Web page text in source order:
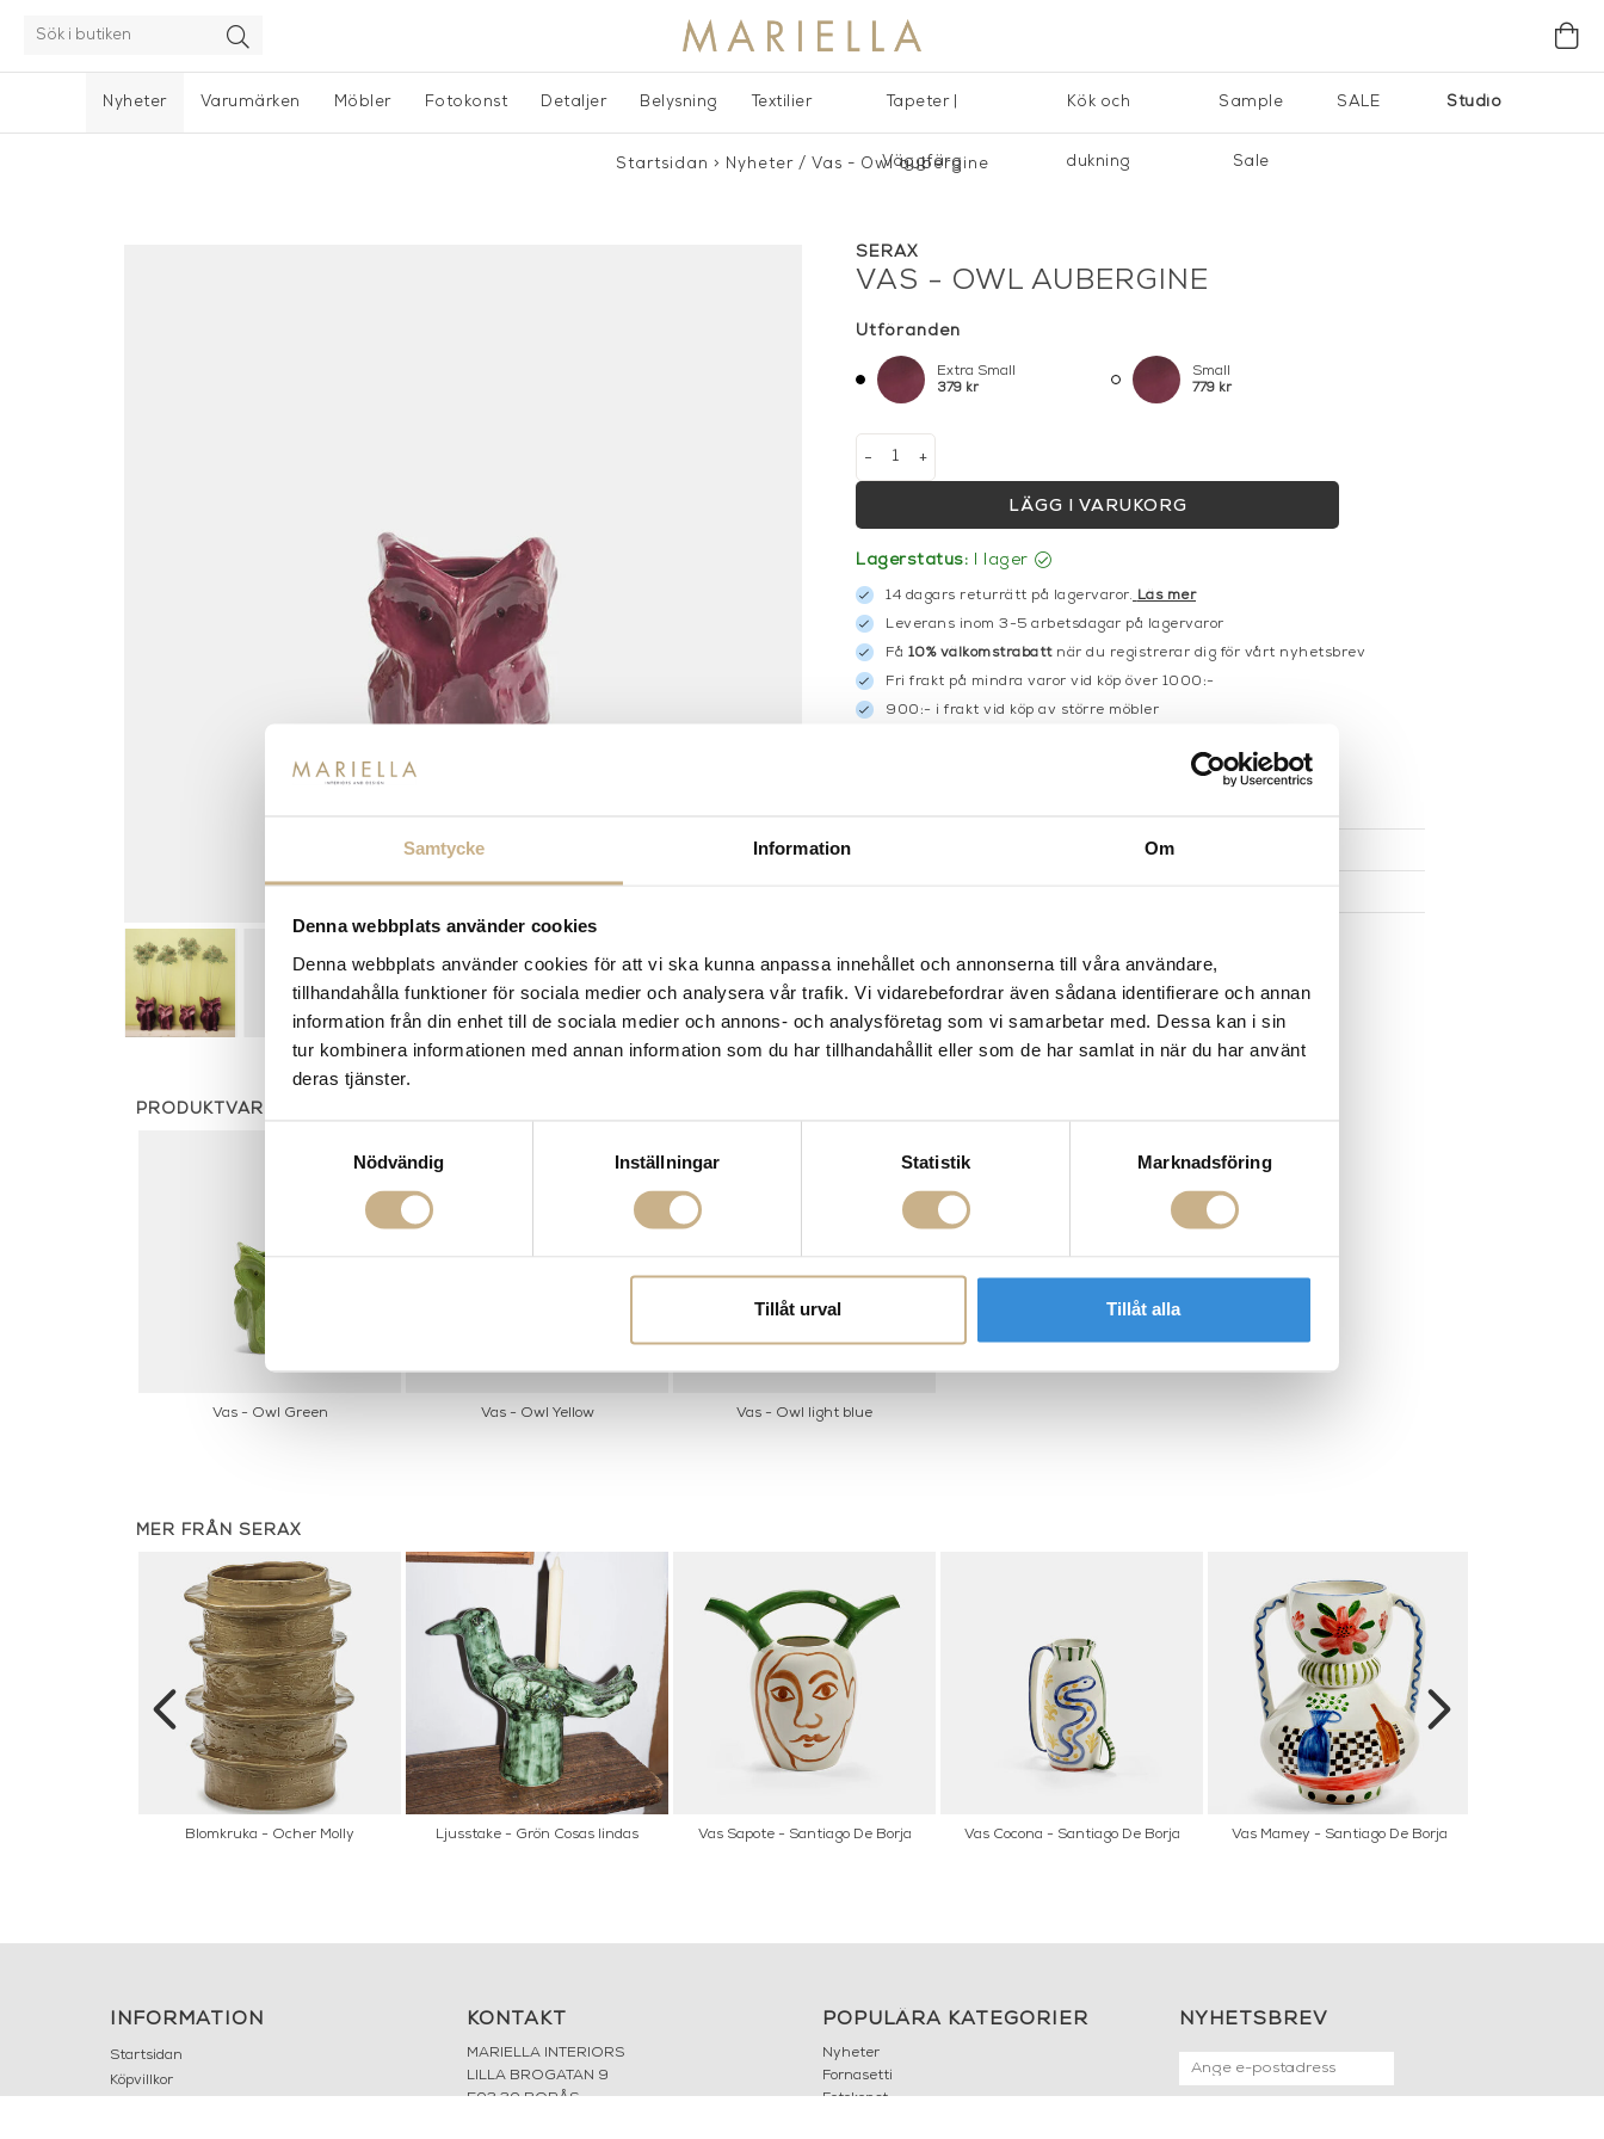
Samtycke Information Om
Denna webbplats använder cookies
Denna webbplats använder cookies för att vi ska kunna anpassa innehållet och annonserna till våra användare,
tillhandahålla funktioner för sociala medier och analysera vår trafik. Vi vidarebefordrar även sådana identifierare och annan
information från din enhet till de sociala medier och annons- och analysföretag som vi samarbetar med. Dessa kan i sin
tur kombinera informationen med annan information som du har tillhandahållit eller som de har samlat in när du har använt
deras tjänster.
Nödvändig
Inställningar Statistik Marknadsföring
Tillåt urval Tillåt alla
Nyheter Studio
Varumärken Möbler Fotokonst Detaljer Belysning Textilier Tapeter |
Väggfärg
Kök och
dukning
Sample
Sale
SALE
Startsidan > Nyheter/ Vas - Owl aubergine
SERAX
VAS - OWL AUBERGINE
Utföranden
Extra Small
379 kr
Small
779 kr
+
-
LÄGG I VARUKORG
Lagerstatus: I lager
14 dagars returrätt på lagervaror. Läs mer
Leverans inom 3-5 arbetsdagar på lagervaror
Få 10% välkomstrabattnär du registrerar dig för vårt nyhetsbrev
Fri frakt på mindra varor vid köp över 1000:-
900:- i frakt vid köp av större möbler
PRODUKTVARIANTER
Vas - Owl Green Vas - Owl Yellow Vas - Owl light blue
MER FRÅN SERAX
Blomkruka - Ocher Molly Ljusstake - Grön Cosas lindas Vas Sapote - Santiago De Borja Vas Cocona - Santiago De Borja Vas Mamey - Santiago De Borja
INFORMATION
Startsidan
Köpvillkor
KONTAKT
MARIELLA INTERIORS
LILLA BROGATAN 9
503 30 BORÅS
POPULÄRA KATEGORIER
Nyheter
Fornasetti
Fotokonst
NYHETSBREV